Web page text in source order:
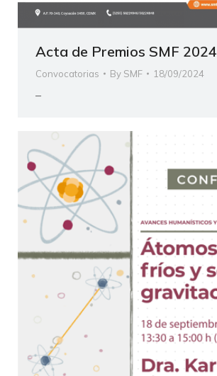
Acta de Premios SMF 2024
Convocatorias By SMF 18/09/2024
–